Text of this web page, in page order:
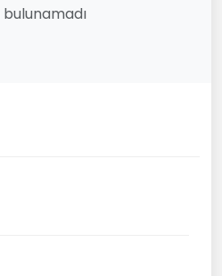
bulunamadı